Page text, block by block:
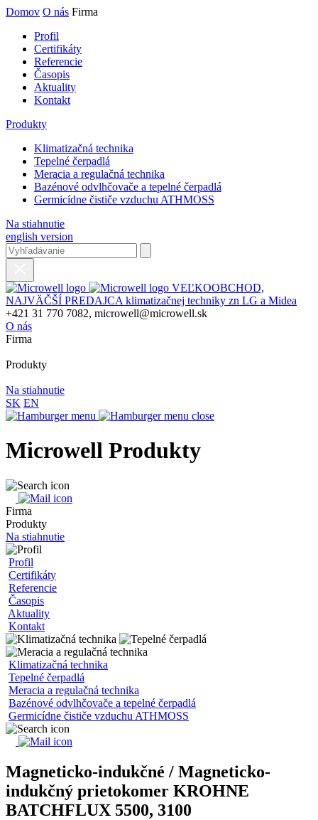
Domov O nás Firma
Profil
Certifikáty
Referencie
Časopis
Aktuality
Kontakt
Produkty
Klimatizačná technika
Tepelné čerpadlá
Meracia a regulačná technika
Bazénové odvlhčovače a tepelné čerpadlá
Germicídne čističe vzduchu ATHMOSS
Na stiahnutie
english version
VEĽKOOBCHOD,
NAJVÄČŠÍ PREDAJCA klimatizačnej techniky zn LG a Midea
+421 31 770 7082, microwell@microwell.sk
O nás
Firma
Produkty
Na stiahnutie
SK EN
Microwell Produkty
Firma
Produkty
Na stiahnutie
Profil
Certifikáty
Referencie
Časopis
Aktuality
Kontakt
Klimatizačná technika
Tepelné čerpadlá
Meracia a regulačná technika
Bazénové odvlhčovače a tepelné čerpadlá
Germicídne čističe vzduchu ATHMOSS
Magneticko-indukčné / Magneticko-
indukčný prietokomer KROHNE
BATCHFLUX 5500, 3100